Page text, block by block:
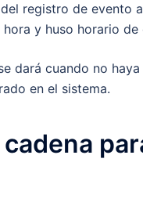
del registro de evento
hora y huso horario
dará cuando no
en el sistema.
cadena